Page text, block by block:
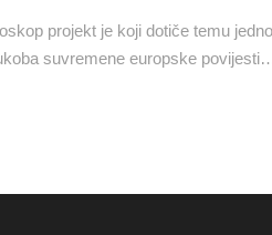
projekt je koji dotiče temu
suvremene europske